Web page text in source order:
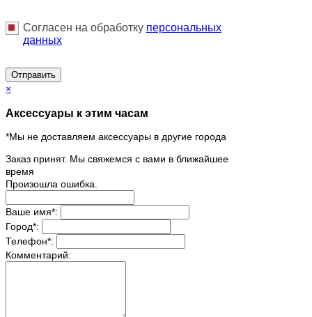
Согласен на обработку персональныx
данных
Отправить
×
Аксессуары к этим часам
*Мы не доставляем аксессуары в другие города
Заказ принят. Мы свяжемся с вами в ближайшее
время
Произошла ошибка.
Ваше имя*:
Город*:
Телефон*:
Комментарий: